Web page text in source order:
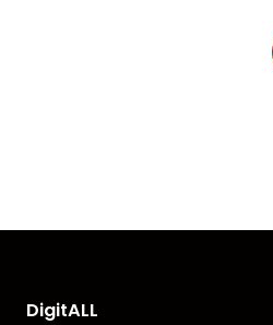
DigitALL